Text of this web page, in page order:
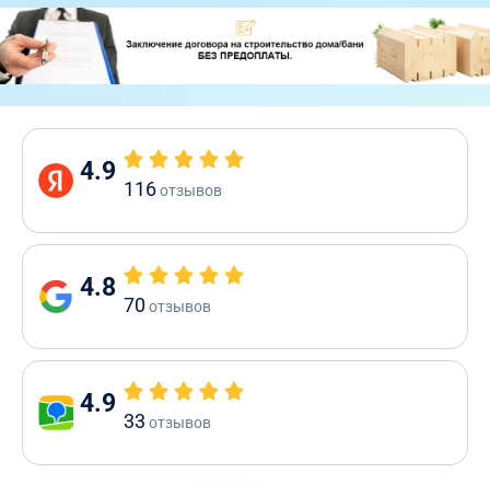
4.9
116отзывов
4.8
70отзывов
4.9
33 отзывов